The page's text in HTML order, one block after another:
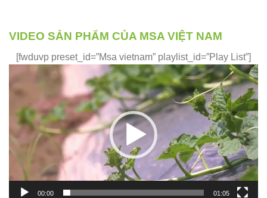
VIDEO SẢN PHẨM CỦA MSA VIỆT NAM
[fwduvp preset_id=”Msa vietnam” playlist_id=”Play List”]
Trình
chơi
Video
00:00 01:05